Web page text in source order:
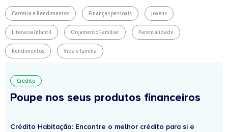
Carreira e Rendimentos Finanças pessoais Jovens
Literacia Infantil Orçamento Familiar Parentalidade
Rendimentos Vida e família
Crédito
Poupe nos seus produtos financeiros
Crédito Habitação: Encontre o melhor crédito para si e